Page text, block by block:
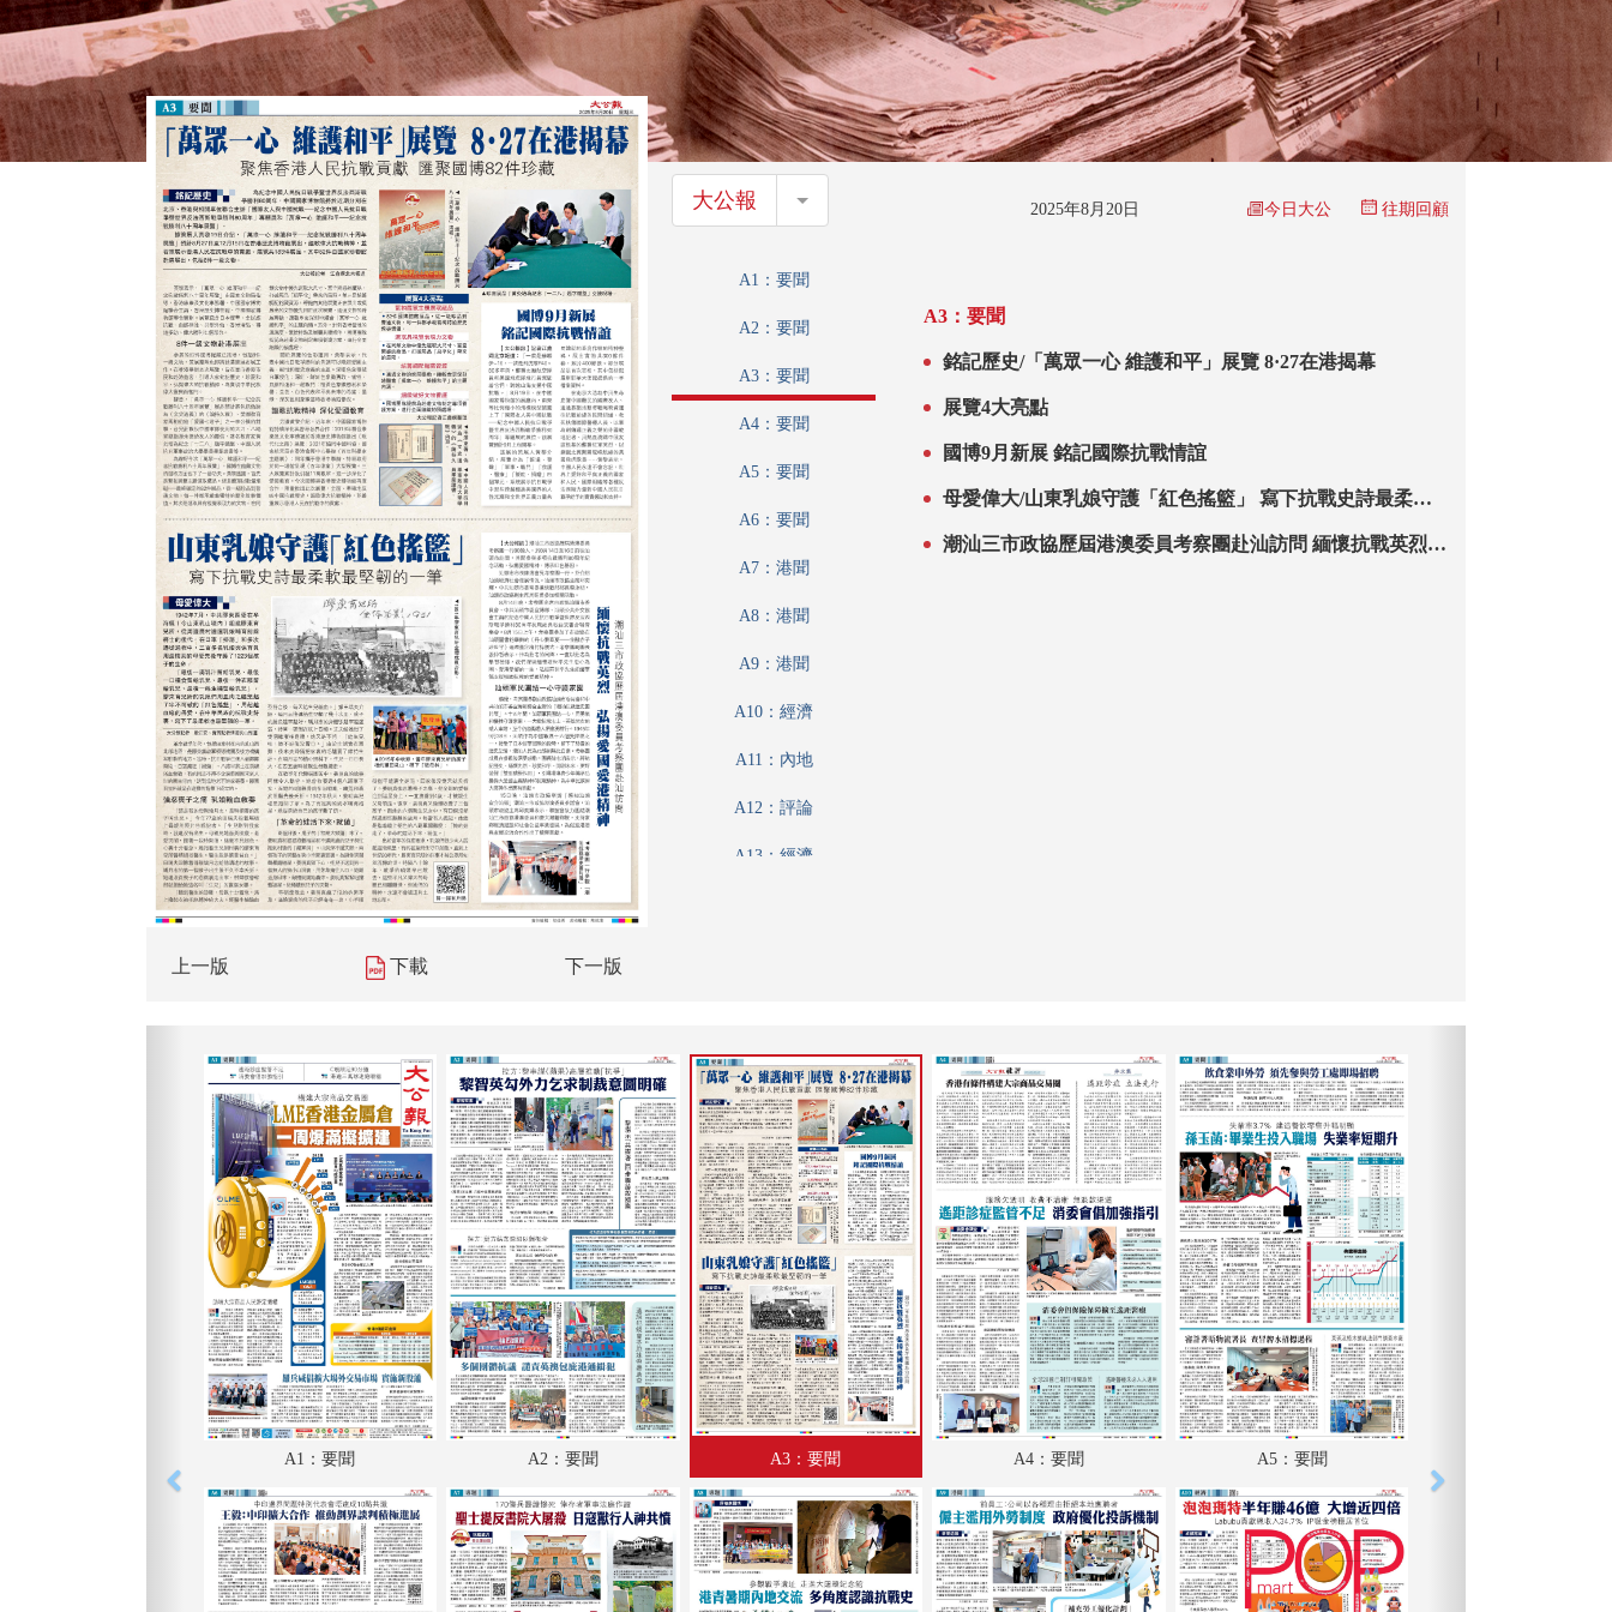
上一版 下載 下一版
大公報 大公報 2025年8月20日 今日大公 往期回顧
A1：要聞
A2：要聞
A3：要聞
A4：要聞
A5：要聞
A6：要聞
A7：港聞
A8：港聞
A9：港聞
A10：經濟
A11：內地
A12：評論
A13：經濟
A18：體育
A19：國際
A20：國際
B1：體育
B2：大公園
B3：小公園
B4：經濟
A3：要聞
銘記歷史/「萬眾一心 維護和平」展覽 8·27在港揭幕
展覽4大亮點
國博9月新展 銘記國際抗戰情誼
母愛偉大/山東乳娘守護「紅色搖籃」 寫下抗戰史詩最柔軟
潮汕三市政協歷屆港澳委員考察團赴汕訪問 緬懷抗戰英烈
A1：要聞 A2：要聞 A3：要聞 A4：要聞 A5：要聞